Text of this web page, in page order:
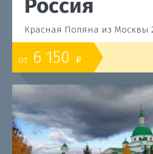
Россия
Красная Поляна из Москвы
от 6 150 o